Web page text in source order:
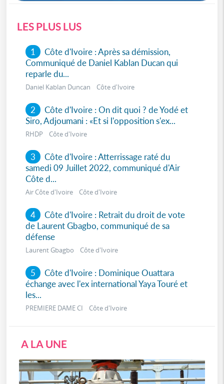
LES PLUS LUS
1
Côte d'Ivoire : Après sa démission,
Communiqué de Daniel Kablan Ducan qui
reparle du...
Daniel Kablan Duncan Côte d'Ivoire
2 Côte d'Ivoire : On dit quoi ? de Yodé et
Siro, Adjoumani : «Et si l'opposition s'ex...
RHDP Côte d'Ivoire
3 Côte d'Ivoire : Atterrissage raté du
samedi 09 Juillet 2022, communiqué d'Air
Côte d...
Air Côte d'Ivoire Côte d'Ivoire
4 Côte d'Ivoire : Retrait du droit de vote
de Laurent Gbagbo, communiqué de sa
défense
Laurent Gbagbo Côte d'Ivoire
5 Côte d'Ivoire : Dominique Ouattara
échange avec l'ex international Yaya Touré et
les...
PREMIERE DAME CI Côte d'Ivoire
A LA UNE